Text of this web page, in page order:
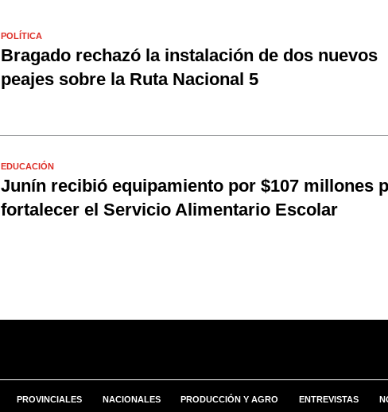
POLÍTICA
Bragado rechazó la instalación de dos nuevos
peajes sobre la Ruta Nacional 5
EDUCACIÓN
Junín recibió equipamiento por $107 millones
fortalecer el Servicio Alimentario Escolar
PROVINCIALES NACIONALES PRODUCCIÓN Y AGRO ENTREVISTAS